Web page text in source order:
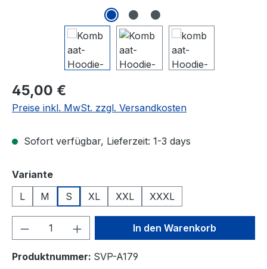
Regulärer Preis:
45,00 €
Preise inkl. MwSt. zzgl. Versandkosten
Sofort verfügbar, Lieferzeit: 1-3 days
Varianteauswählen
L
M S XL XXL XXXL
Produkt Anzahl: Gib denIn den Warenkorb
Produktnummer: SVP-A179